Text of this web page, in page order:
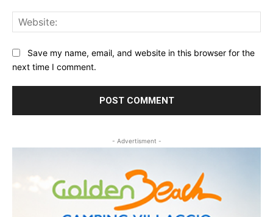
Save my name, email, and website in this browser for the
next time I comment.
- Advertisment -